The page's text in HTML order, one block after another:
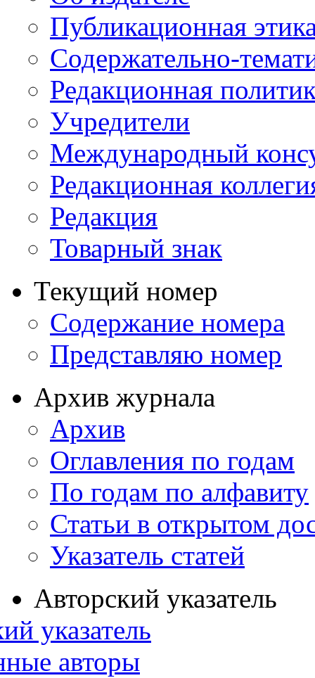
Публикационная
Содержательно-
Редакционная
Учредители
Международный
Редакционная
Редакция
Товарный знак
Текущий номер
Содержание номера
Представляю номер
Архив журнала
Архив
Оглавления по годам
По годам по алфавиту
Статьи в открытом
Указатель статей
Авторский указатель
указатель
авторы